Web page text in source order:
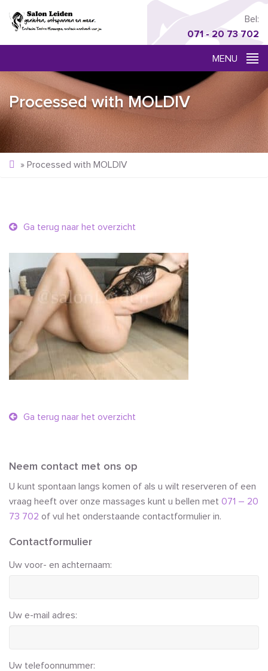
Bel:
071 - 20 73 702
Processed with MOLDIV
» Processed with MOLDIV
Ga terug naar het overzicht
Ga terug naar het overzicht
Neem contact met ons op
U kunt spontaan langs komen of als u wilt reserveren of een
vraag heeft over onze massages kunt u bellen met 071 – 20
73 702 of vul het onderstaande contactformulier in.
Contactformulier
Uw voor- en achternaam:
Uw e-mail adres:
Uw telefoonnummer: